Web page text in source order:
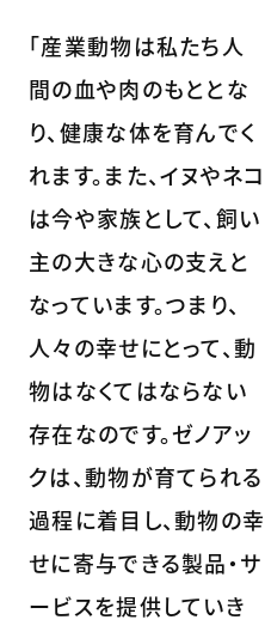
「産業動物は私たち人
間の血や肉のもととな
り、健康な体を育んでく
れます。また、イヌやネコ
は今や家族として、飼い
主の大きな心の支えと
なっています。つまり、
人々の幸せにとって、動
物はなくてはならない
存在なのです。ゼノアッ
クは、動物が育てられる
過程に着目し、動物の幸
せに寄与できる製品・サ
ービスを提供していき